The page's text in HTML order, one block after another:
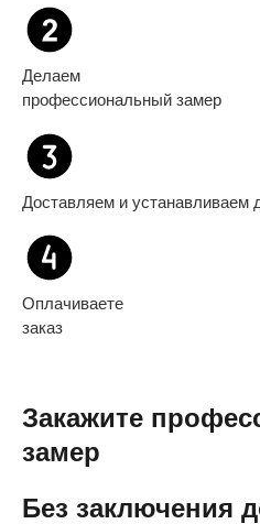
Делаем
профессиональный замер
Доставляем и устанавливаем
Оплачиваете
заказ
Закажите
замер
Без заключения